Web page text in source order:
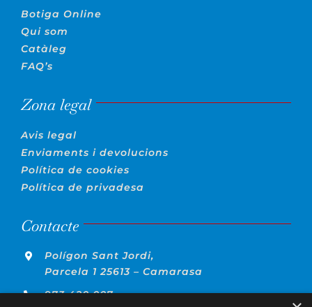
Botiga Online
Qui som
Catàleg
FAQ’s
Zona legal
Avis legal
Enviaments i devolucions
Política de cookies
Política de privadesa
Contacte
Polígon Sant Jordi,
Parcela 1 25613 – Camarasa
973 420 007